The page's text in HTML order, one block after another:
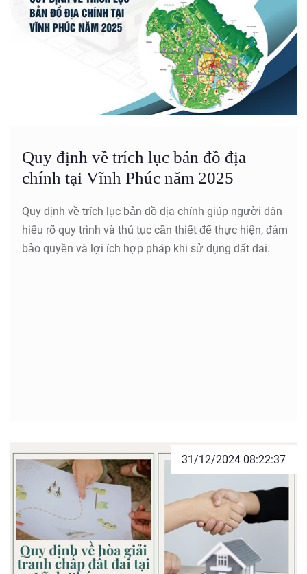
Quy định về trích lục bản đồ địa
chính tại Vĩnh Phúc năm 2025
Quy định về trích lục bản đồ địa chính giúp người dân
hiểu rõ quy trình và thủ tục cần thiết để thực hiện, đảm
bảo quyền và lợi ích hợp pháp khi sử dụng đất đai.
31/12/2024 08:22:37